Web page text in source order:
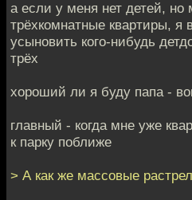
а если у меня нет детей, но
трёхкомнатные квартиры, я
усыновить кого-нибудь
трёх
хороший ли я буду папа -
главный - когда мне уже
к парку поближе
> А как же массовые